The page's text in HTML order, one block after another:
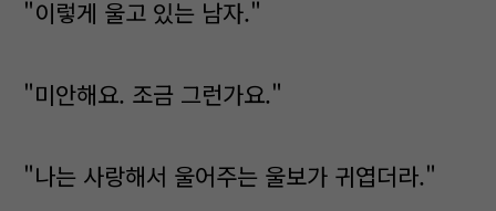
"이렇게 울고 있는 남자."
"미안해요. 조금 그런가요."
"나는 사랑해서 울어주는 울보가 귀엽더라."